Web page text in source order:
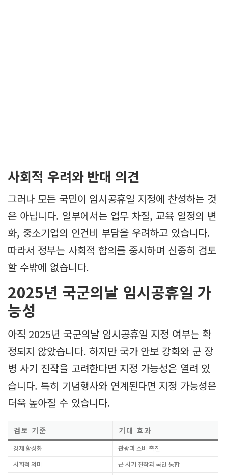
사회적 우려와 반대 의견
그러나 모든 국민이 임시공휴일 지정에 찬성하는 것
은 아닙니다. 일부에서는 업무 차질, 교육 일정의 변
화, 중소기업의 인건비 부담을 우려하고 있습니다.
따라서 정부는 사회적 합의를 중시하며 신중히 검토
할 수밖에 없습니다.
2025년 국군의날 임시공휴일 가
능성
아직 2025년 국군의날 임시공휴일 지정 여부는 확
정되지 않았습니다. 하지만 국가 안보 강화와 군 장
병 사기 진작을 고려한다면 지정 가능성은 열려 있
습니다. 특히 기념행사와 연계된다면 지정 가능성은
더욱 높아질 수 있습니다.
검토 기준 기대 효과
경제 활성화
관광과 소비 촉진
사회적 의미
군 사기 진작과 국민 통합